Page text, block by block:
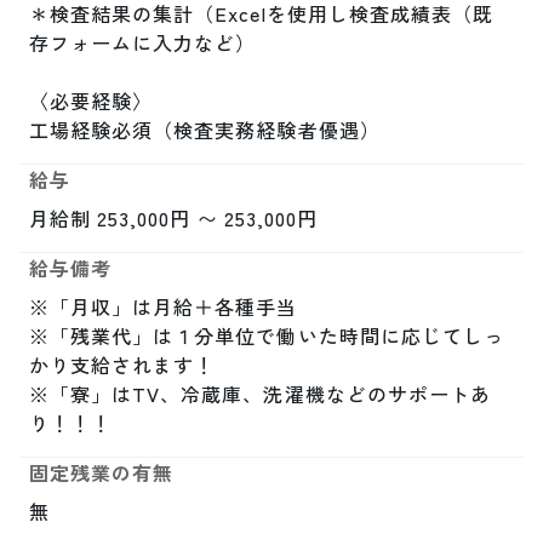
＊検査結果の集計（Excelを使用し検査成績表（既
存フォームに入力など）
〈必要経験〉
工場経験必須（検査実務経験者優遇）
給与
月給制 253,000円 〜 253,000円
給与備考
※「月収」は月給＋各種手当
※「残業代」は１分単位で働いた時間に応じてしっ
かり支給されます！
※「寮」はTV、冷蔵庫、洗濯機などのサポートあ
り！！！
固定残業の有無
無